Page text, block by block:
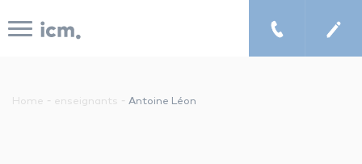
Home - enseignants - Antoine Léon